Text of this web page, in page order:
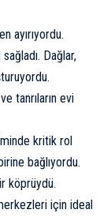
ayırıyordu.
Dağlar,
tanrıların evi
kritik rol
bağlıyordu.
köprüydü.
için ideal